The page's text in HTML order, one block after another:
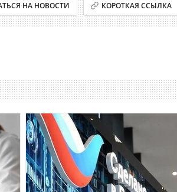
НА НОВОСТИ КОРОТКАЯ ССЫЛКА